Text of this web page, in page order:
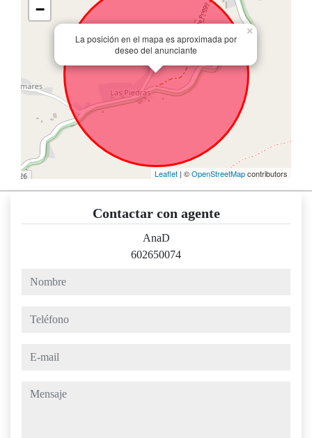
La posición en el mapa es aproximada por
deseo del anunciante
×
−
Leaflet | ©OpenStreetMapcontributors
Contactar con agente
AnaD
602650074
nombre
teléfono
e-mail
mensaje